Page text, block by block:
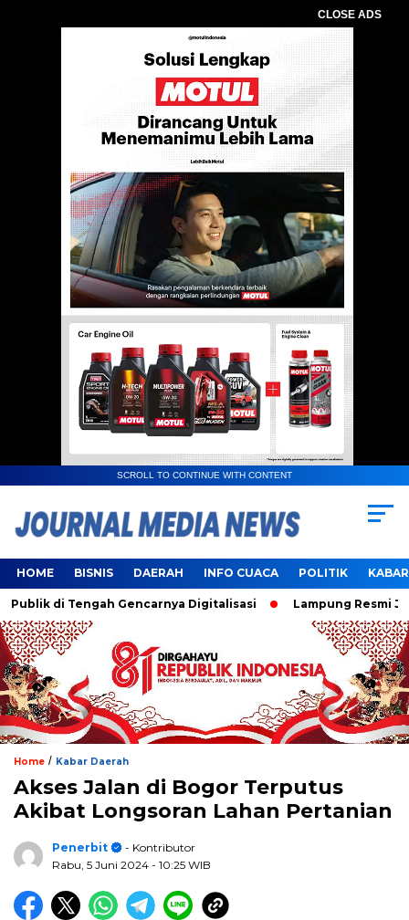
CLOSE ADS
SCROLL TO CONTINUE WITH CONTENT
HOME BISNIS DAERAH INFO CUACA POLITIK
di Tengah Gencarnya Digitalisasi Lampung Resmi Jadi
Home / Kabar Daerah
Akses Jalan di Bogor Terputus
Akibat Longsoran Lahan Pertanian
Penerbit
- Kontributor
Rabu, 5 Juni 2024 - 10:25 WIB